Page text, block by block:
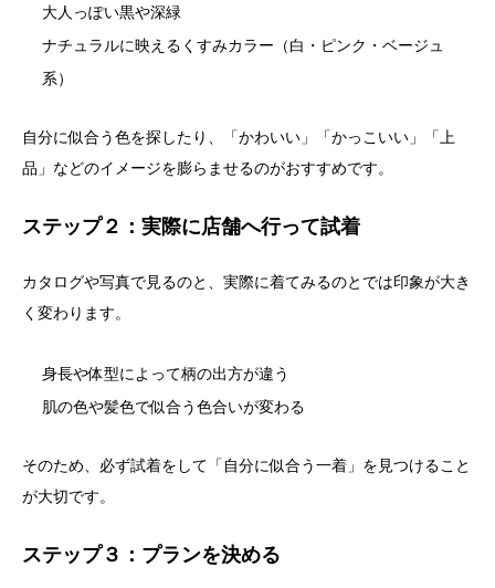
大人っぽい黒や深緑
ナチュラルに映えるくすみカラー（白・ピンク・ベージュ
系）
自分に似合う色を探したり、「かわいい」「かっこいい」「上
品」などのイメージを膨らませるのがおすすめです。
ステップ２：実際に店舗へ行って試着
カタログや写真で見るのと、実際に着てみるのとでは印象が大き
く変わります。
身長や体型によって柄の出方が違う
肌の色や髪色で似合う色合いが変わる
そのため、必ず試着をして「自分に似合う一着」を見つけること
が大切です。
ステップ３：プランを決める